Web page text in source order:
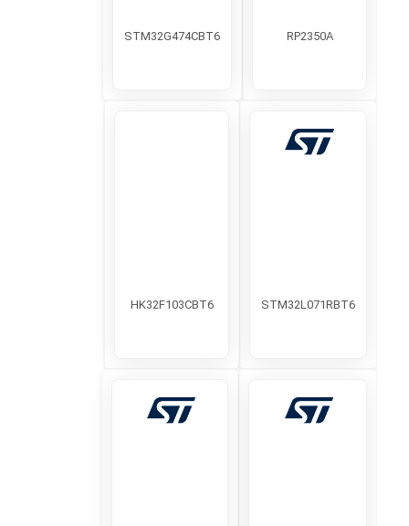
RP2350A
STM32G474CBT6
STM32L071RBT6
HK32F103CBT6